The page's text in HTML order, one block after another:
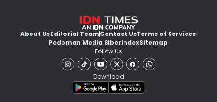
About UsEditorial TeamContact UsTerms of Services
Pedoman Media SiberIndexSitemap
Follow Us
Download